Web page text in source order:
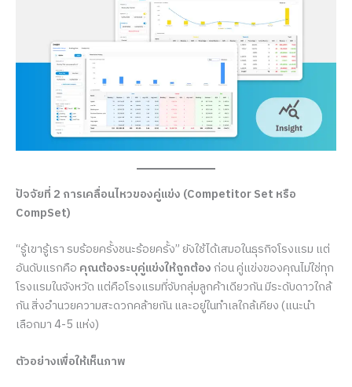
ปัจจัยที่ 2 การเคลื่อนไหวของคู่แข่ง (Competitor Set หรือ
CompSet)
“รู้เขารู้เรา รบร้อยครั้งชนะร้อยครั้ง” ยังใช้ได้เสมอในธุรกิจโรงแรม แต่
อันดับแรกคือ คุณต้องระบุคู่แข่งให้ถูกต้องก่อน คู่แข่งของคุณไม่ใช่ทุก
โรงแรมในจังหวัด แต่คือโรงแรมที่จับกลุ่มลูกค้าเดียวกัน มีระดับดาวใกล้
กัน สิ่งอำนวยความสะดวกคล้ายกัน และอยู่ในทำเลใกล้เคียง (แนะนำ
เลือกมา 4-5 แห่ง)
ตัวอย่างเพื่อให้เห็นภาพ